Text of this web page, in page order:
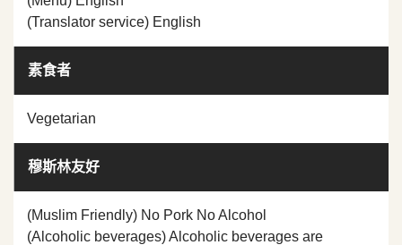
(Translator service) English
素食者
Vegetarian
穆斯林友好
(Muslim Friendly) No Pork No Alcohol
(Alcoholic beverages) Alcoholic beverages are